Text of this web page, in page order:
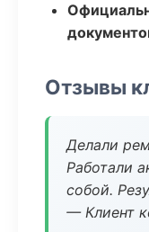
Отзывы
Делали
Работали
собой.
— Клиент